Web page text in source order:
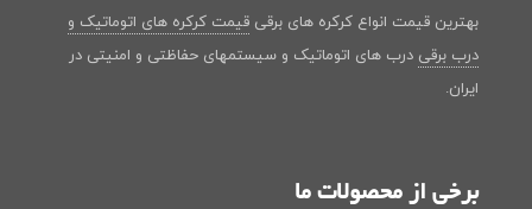
بهترین قیمت انواع کرکره های برقی قیمت کرکره های اتوماتیک و
درب برقی درب های اتوماتیک و سیستمهای حفاظتی و امنیتی در
ایران.
برخی از محصولات ما